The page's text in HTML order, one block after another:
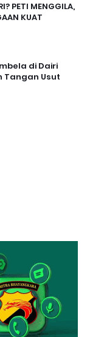
PETI MENGGILA,
KUAT
di Dairi
Tangan Usut